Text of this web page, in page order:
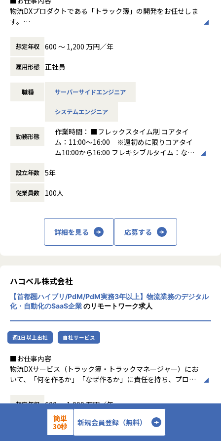
■配属組織
配属されるシステム開発部TMSソリューションシステムG
▼在籍メンバー例
・堀崎氏（https://note.com/hacobell/n/n169ca16fd0b9）
れのチームと関わり、一緒に協力して取り組むことを大切に
■カルチャー
・スクラム開発を推進
・積極的なペアプロやモブプロ
・自発的な勉強会やハッカソンの開催
・メンター役が伴走するオンボード支援
▶︎ハコベル テックブログ
（https://zenn.dev/p/hacobell_dev）
g/8653491）
▶︎ハコベル×UPSIDER特別対談「社会インフラを担うエンジ
ニアリングの面白さと組織のあり方」
（https://note.com/hacobell/n/n2be0d34bb5d8）
▶︎NewsPicks「ハコベルに学ぶ、大企業とのシナジーの生み
出し方」
（https://newspicks.com/news/9433071/）
【業務の変更の範囲】
会社の定める業務
が求められます。
ビジネス視点と技術視点の両立、複数の選択肢を並行検討す
▼VPoTとの協働で得られる成長機会
20代のVPoT直下で動きます。組織課題・事業課題を含めた
アドバイスを受けながら、リーダーシップやビジネスセンス
▼複数事業領域への横断的な貢献
マッチングサービス、配車管理、配車計画など、複数の事業
領域の技術課題に関わることで、
事業理解が深化し、単一プロダクトに限定されない幅広い技
術経験が身につきます。
5年、10年先のキャリアを見据えたとき、複数領域の課題を
解決してきた実績と経験を得られます。
2024年問題という社会的大課題を背景に、物流業界のDX化
を加速させています。
■キャリアパス
チャーが浸透し、
「本人の意志・志向性に応じて、柔軟に役割を広げていく」
考え方がベースにあります。
横断開発という特殊なポジションは、通常のチーム開発では
得られない成長機会を提供します。
複数プロダクトの技術スタックやアーキテクチャを経験しト
ロダクト開発へ展開する循環が生まれます。
VPoTと共に部全体の技術戦略を策定し、他チームをリード
する立場へのキャリアも開かれています。
■ポジションの魅力
・社会に大きな影響を与える、幅広い物流DXプロダクトに携
誰もが必要とする物流の課題解決に取り組み、社会にインパ
また、新規事業・プロダクトの立ち上げ段階の0→1、立ち上
既に顧客の多いプロダクトのグロースをさらに加速させてい
おり、広い範囲で経験を積むチャンスがあります
・経験豊富なエンジニアと共に成長できるチーム開発環境が
ある
経験豊富なエンジニアと共にチーム単位で開発を進めるた
ップが可能です。
境を作る文化が根付いています。
エンジニアメンバーでも顧客訪問を行うなど、現場理解をす
ることを大事にしています。
実際にほとんどのメンバーが一度は現場を見に行った経験が
ビジョンを深く理解し、要件定義や仕様策定に関与できる環
境です。
物流の最前線で働くメンバーの声を直接聞きながら、リアル
な現場の課題を開発に活かせます。
働ける
付いています。
要件定義などの上流工程や、開発プロセスの改善、技術・ア
ーキテクチャの選定にも主体的に関われる環境です。
める提案経験も積むことができます。
■キャリアパス
物流DXプロダクトである「トラック簿」の開発をお任せしま
す。
を的確に捉え、
それらを技術的な最適解へと昇華していくことが求められま
す。
また、単なる機能開発にとどまらず、ユーザー体験や業務変
プロダクトを通じて業界全体にインパクトを与えていく役割
・BizやPdMメンバーと連携し、プロダクトのビジョン、目
標達成に向けての開発および運用
・プロダクトがユーザーに提供する価値を理解し、その実現
・TLと連携したプログラミング言語やフレームワーク、ライ
・プロダクトの安定した運用と定期的な改善サイクルの実現
物流DXサービス「トラック簿」は、物流拠点である倉庫にお
物流業界全体でDX推進の機運が高まっており、当社の物流D
Xサービスへの需要も急速に拡大しています。
中長期的には技術負債の解消や、アーキテクチャ刷新、プロ
ダクト競争力の強化をしていくためのシステム改善が求めら
れるプロダクトとなっております。
この重要な変⾰を共に推進していただける方を募集しており
ます。
■ポジションの魅力
われる
誰もが必要とする物流の課題解決に取り組み、社会にインパ
クトを与えるプロダクトを開発できます。
また、新規事業・プロダクトの立ち上げ段階の0→1、立ち上
想定年収 600 〜 1,200 万円／年
雇用形態 正社員
職種 サーバーサイドエンジニア
システムエンジニア
勤務形態
作業時間： ■フレックスタイム制 コアタイ
ム：11:00～16:00 ※週初めに限りコアタイ
ム10:00から16:00 フレキシブルタイム：なし
間が6時間を超え8時間以下の場合は45分、8
働き方：
設立年数 5年
従業員数 100人
詳細を見る 応募する
ハコベル株式会社
【首都圏ハイブリ/PdM/PdM実務3年以上】物流業務のデジタル
化・自動化のSaaS企業のリモートワーク求人
週1日以上出社 自社サービス
■お仕事内容
物流DXサービス（トラック簿・トラックマネージャー）にお
いて、「何を作るか」「なぜ作るか」に責任を持ち、プロダ
具体的な業務内容
・プロダクトのビジョン・戦略の策定とロードマップへの落
想定年収 600 〜 1,000 万円／年
正社員
簡単
30秒
新規会員登録（無料）